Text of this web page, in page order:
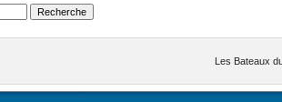
Les Bateaux